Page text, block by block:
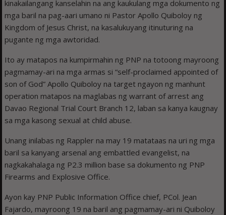
kinakailangang kanselahin na ang kaukulang mga dokumento ng
mga baril na pag-aari umano ni Pastor Apollo Quiboloy ng
Kingdom of Jesus Christ, na kasalukuyang itinuturing na
pugante ng mga awtoridad.
Ito ay matapos na kumpirmahin ng PNP na totoong mayroong
pagmamay-ari na mga armas si “self-proclaimed appointed of
son of God” Apollo Quiboloy na target ngayon ng manhunt
operation matapos na maglabas ng warrant of arrest ang
Davao Regional Trial Court Branch 12, laban sa kanya kaugnay
sa mga kasong sexual at child abuse.
Unang inilabas ng Rappler na may 19 matataas na uri ng mga
baril sa kanyang arsenal ang embattled evangelist, na
nagkakahalaga ng P2.3 million base sa dokumento ng PNP
Firearms and Explosive Office.
Ayon kay PNP Public Information Office chief, PCol. Jean
Fajardo, mayroong 19 na baril ang pagmamay-ari ni Quiboloy